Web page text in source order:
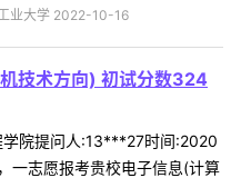
业大学 2022-10-16
技术方向) 初试分数324
院提问人:13***27时间:2020
一志愿报考贵校电子信息(计算